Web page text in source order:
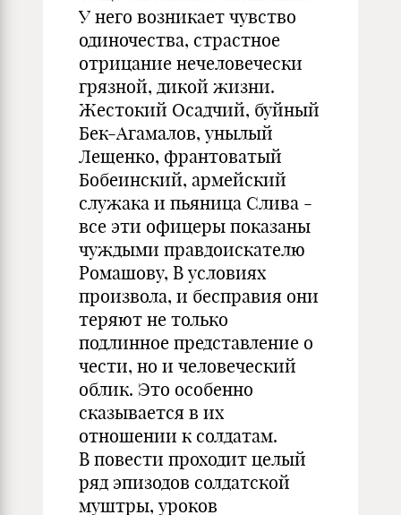
У него возникает чувство
одиночества, страстное
отрицание нечеловечески
грязной, дикой жизни.
Жестокий Осадчий, буйный
Бек-Агамалов, унылый
Лещенко, франтоватый
Бобеинский, армейский
служака и пьяница Слива -
все эти офицеры показаны
чуждыми правдоискателю
Ромашову, В условиях
произвола, и бесправия они
теряют не только
подлинное представление о
чести, но и человеческий
облик. Это особенно
сказывается в их
отношении к солдатам.
В повести проходит целый
ряд эпизодов солдатской
муштры, уроков